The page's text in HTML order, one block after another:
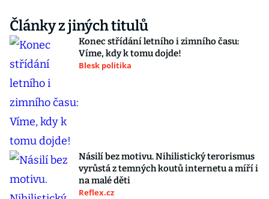
Články z jiných titulů
Konec střídání letního i zimního času:
Víme, kdy k tomu dojde!
Blesk politika
Násilí bez motivu. Nihilistický terorismus
vyrůstá z temných koutů internetu a míří i
na malé děti
Reflex.cz